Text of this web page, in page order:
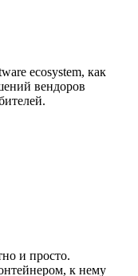
ecosystem, как
вендоров
и просто.
к нему